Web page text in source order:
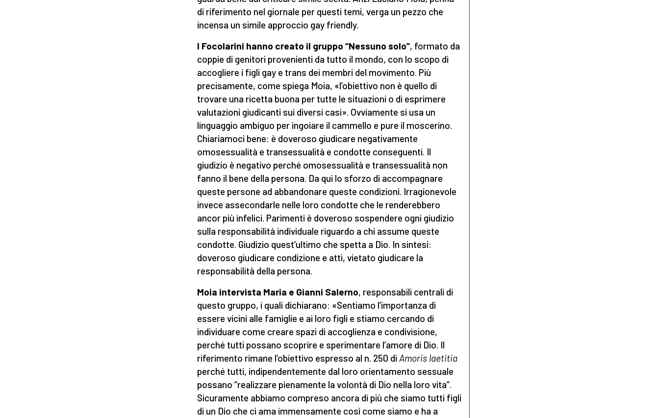
di riferimento nel giornale per questi temi, verga un pezzo che
incensa un simile approccio gay friendly.
I Focolarini hanno creato il gruppo “Nessuno solo”, formato da
coppie di genitori provenienti da tutto il mondo, con lo scopo di
accogliere i figli gay e trans dei membri del movimento. Più
precisamente, come spiega Moia, «l’obiettivo non è quello di
trovare una ricetta buona per tutte le situazioni o di esprimere
valutazioni giudicanti sui diversi casi». Ovviamente si usa un
linguaggio ambiguo per ingoiare il cammello e pure il moscerino.
Chiariamoci bene: è doveroso giudicare negativamente
omosessualità e transessualità e condotte conseguenti. Il
giudizio è negativo perché omosessualità e transessualità non
fanno il bene della persona. Da qui lo sforzo di accompagnare
queste persone ad abbandonare queste condizioni. Irragionevole
invece assecondarle nelle loro condotte che le renderebbero
ancor più infelici. Parimenti è doveroso sospendere ogni giudizio
sulla responsabilità individuale riguardo a chi assume queste
condotte. Giudizio quest’ultimo che spetta a Dio. In sintesi:
doveroso giudicare condizione e atti, vietato giudicare la
responsabilità della persona.
Moia intervista Maria e Gianni Salerno, responsabili centrali di
questo gruppo, i quali dichiarano: «Sentiamo l’importanza di
essere vicini alle famiglie e ai loro figli e stiamo cercando di
individuare come creare spazi di accoglienza e condivisione,
perché tutti possano scoprire e sperimentare l’amore di Dio. Il
riferimento rimane l’obiettivo espresso al n. 250 di Amoris laetitia
perché tutti, indipendentemente dal loro orientamento sessuale
possano “realizzare pienamente la volontà di Dio nella loro vita”.
Sicuramente abbiamo compreso ancora di più che siamo tutti figli
di un Dio che ci ama immensamente così come siamo e ha a